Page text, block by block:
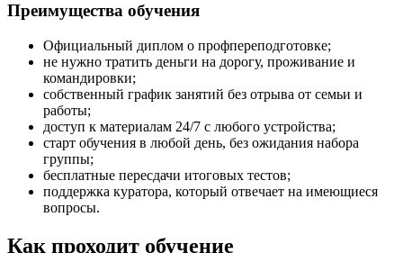
Преимущества обучения
Официальный диплом о профпереподготовке;
не нужно тратить деньги на дорогу, проживание и
командировки;
собственный график занятий без отрыва от семьи и
работы;
доступ к материалам 24/7 с любого устройства;
старт обучения в любой день, без ожидания набора
группы;
бесплатные пересдачи итоговых тестов;
поддержка куратора, который отвечает на имеющиеся
вопросы.
Как проходит обучение